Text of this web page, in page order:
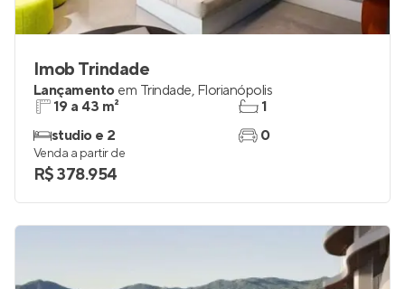
Imob Trindade
Lançamento em Trindade, Florianópolis
19 a 43 m²
studio e 2
1
0
Venda a partir de
R$ 378.954